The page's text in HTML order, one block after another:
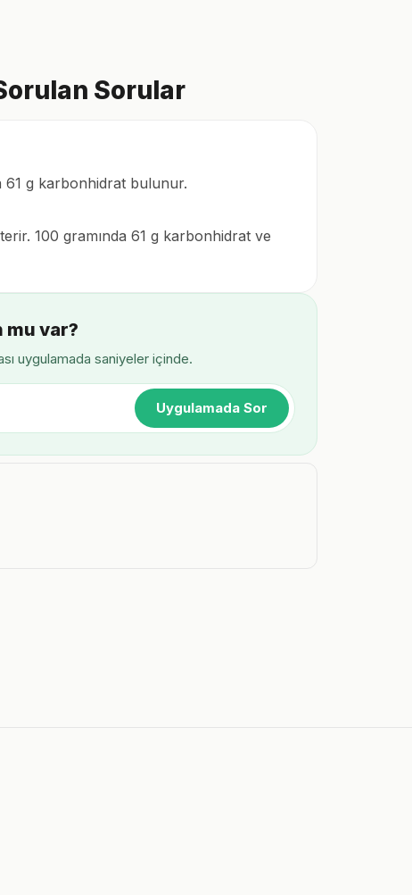
Sorular
61 g karbonhidrat bulunur.
100 gramında 61 g karbonhidrat ve
mu var?
uygulamada saniyeler içinde.
Uygulamada Sor